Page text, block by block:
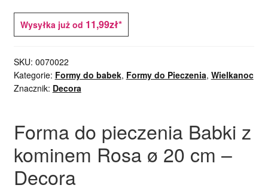
Wysyłka już od 11,99zł*
SKU: 0070022
Kategorie: Formy do babek, Formy do Pieczenia, Wielkanoc
Znacznik: Decora
Forma do pieczenia Babki z
kominem Rosa ø 20 cm –
Decora